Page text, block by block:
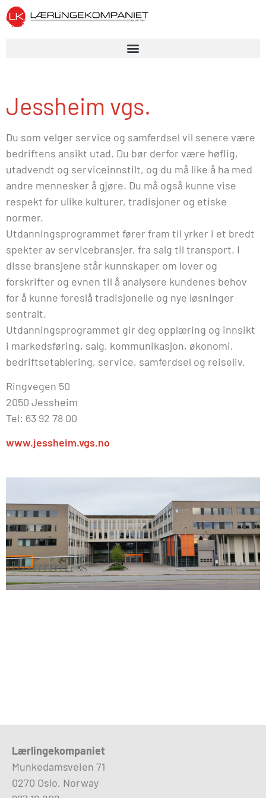
Jessheim vgs.
Du som velger service og samferdsel vil senere være
bedriftens ansikt utad. Du bør derfor være høflig,
utadvendt og serviceinnstilt, og du må like å ha med
andre mennesker å gjøre. Du må også kunne vise
respekt for ulike kulturer, tradisjoner og etiske
normer.
Utdanningsprogrammet fører fram til yrker i et bredt
spekter av servicebransjer, fra salg til transport. I
disse bransjene står kunnskaper om lover og
forskrifter og evnen til å analysere kundenes behov
for å kunne foreslå tradisjonelle og nye løsninger
sentralt.
Utdanningsprogrammet gir deg opplæring og innsikt
i markedsføring, salg, kommunikasjon, økonomi,
bedriftsetablering, service, samferdsel og reiseliv.
Ringvegen 50
2050 Jessheim
Tel: 63 92 78 00
www.jessheim.vgs.no
Lærlingekompaniet
Munkedamsveien 71
0270 Oslo, Norway